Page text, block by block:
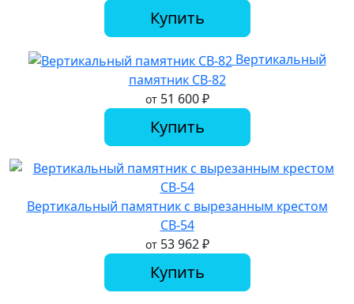
Купить
Вертикальный
памятник СВ-82
от 51 600₽
Купить
Вертикальный памятник с вырезанным крестом
СВ-54
от 53 962₽
Купить